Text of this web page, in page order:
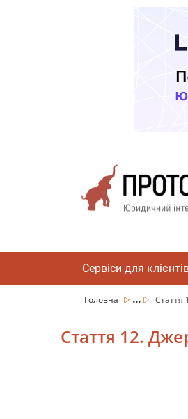
Сервіси для
Головна ... Стаття
Стаття 12.